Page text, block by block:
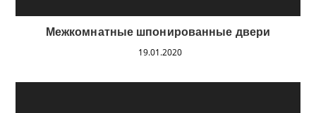
Межкомнатные шпонированные двери
19.01.2020